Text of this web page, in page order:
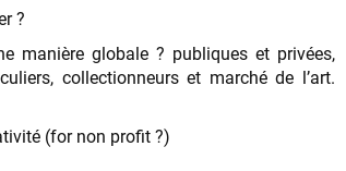
?
manière globale ? publiques et privées,
collectionneurs et marché de l’art.
(for non profit ?)